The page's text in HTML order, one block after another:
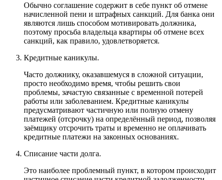
Обычно соглашение содержит в себе пункт об отмене
начисленной пени и штрафных санкций. Для банка они
являются лишь способом мотивировать должника,
поэтому просьба владельца квартиры об отмене всех
санкций, как правило, удовлетворяется.
Кредитные каникулы.
Часто должнику, оказавшемуся в сложной ситуации,
просто необходимо время, чтобы решить свои
проблемы, зачастую связанные с временной потерей
работы или заболеванием. Кредитные каникулы
предусматривают частичную или полную отмену
платежей (отсрочку) на определённый период, позволяя
заёмщику отсрочить траты и временно не оплачивать
кредитные платежи на законных основаниях.
Списание части долга.
Это наиболее проблемный пункт, в котором происходит